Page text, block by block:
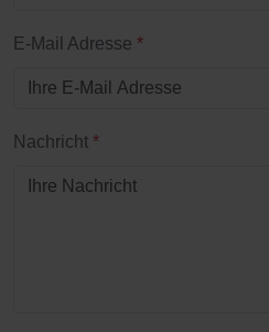
E-Mail Adresse *
Nachricht *